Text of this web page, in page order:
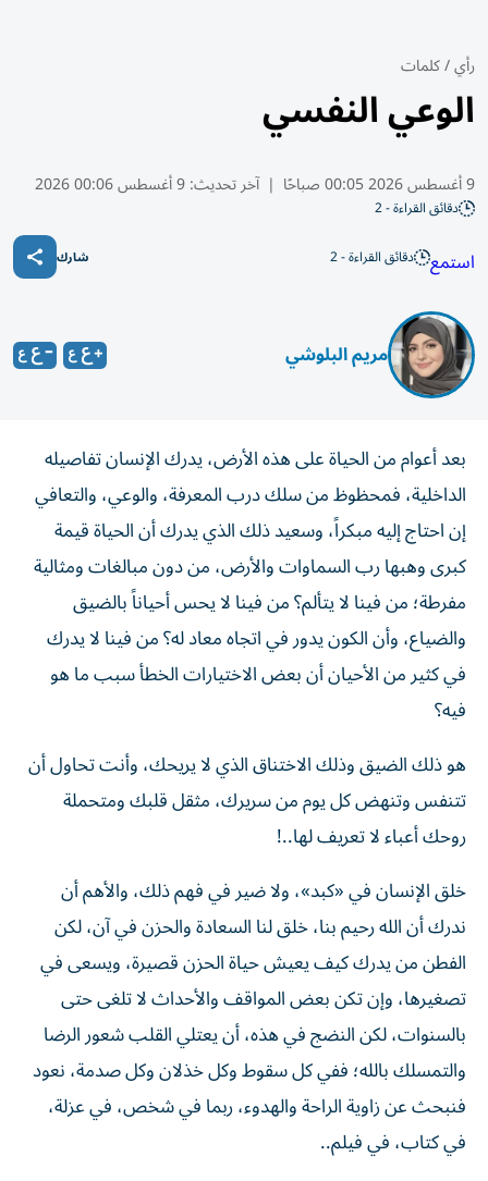
رأي/كلمات
الوعي النفسي
9 أغسطس 2026 00:05 صباحًا | آخر تحديث:9 أغسطس 00:06 2026
دقائق القراءة - 2
استمع دقائق القراءة - 2 شارك
مريم البلوشي
بعد أعوام من الحياة على هذه الأرض، يدرك الإنسان تفاصيله
الداخلية، فمحظوظ من سلك درب المعرفة، والوعي، والتعافي
إن احتاج إليه مبكراً، وسعيد ذلك الذي يدرك أن الحياة قيمة
كبرى وهبها رب السماوات والأرض، من دون مبالغات ومثالية
مفرطة؛ من فينا لا يتألم؟ من فينا لا يحس أحياناً بالضيق
والضياع، وأن الكون يدور في اتجاه معاد له؟ من فينا لا يدرك
في كثير من الأحيان أن بعض الاختيارات الخطأ سبب ما هو
فيه؟
هو ذلك الضيق وذلك الاختناق الذي لا يريحك، وأنت تحاول أن
تتنفس وتنهض كل يوم من سريرك، مثقل قلبك ومتحملة
روحك أعباء لا تعريف لها..!
خلق الإنسان في «كبد»، ولا ضير في فهم ذلك، والأهم أن
ندرك أن الله رحيم بنا، خلق لنا السعادة والحزن في آن، لكن
الفطن من يدرك كيف يعيش حياة الحزن قصيرة، ويسعى في
تصغيرها، وإن تكن بعض المواقف والأحداث لا تلغى حتى
بالسنوات، لكن النضج في هذه، أن يعتلي القلب شعور الرضا
والتمسلك بالله؛ ففي كل سقوط وكل خذلان وكل صدمة، نعود
فنبحث عن زاوية الراحة والهدوء، ربما في شخص، في عزلة،
في كتاب، في فيلم..